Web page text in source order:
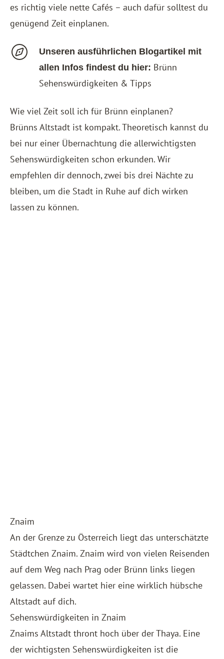
es richtig viele nette Cafés – auch dafür solltest du
genügend Zeit einplanen.
Unseren ausführlichen Blogartikel mit
allen Infos findest du hier: Brünn
Sehenswürdigkeiten & Tipps
Wie viel Zeit soll ich für Brünn einplanen?
Brünns Altstadt ist kompakt. Theoretisch kannst du
bei nur einer Übernachtung die allerwichtigsten
Sehenswürdigkeiten schon erkunden. Wir
empfehlen dir dennoch, zwei bis drei Nächte zu
bleiben, um die Stadt in Ruhe auf dich wirken
lassen zu können.
Znaim
An der Grenze zu Österreich liegt das unterschätzte
Städtchen Znaim. Znaim wird von vielen Reisenden
auf dem Weg nach Prag oder Brünn links liegen
gelassen. Dabei wartet hier eine wirklich hübsche
Altstadt auf dich.
Sehenswürdigkeiten in Znaim
Znaims Altstadt thront hoch über der Thaya. Eine
der wichtigsten Sehenswürdigkeiten ist die